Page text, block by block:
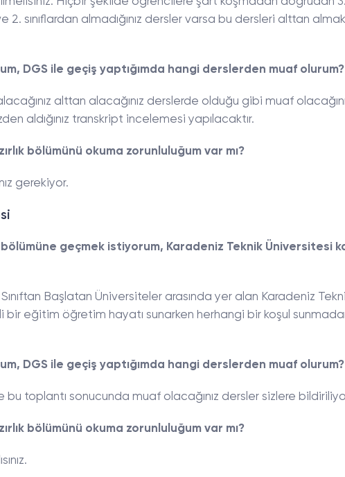
2. sınıflardan almadığınız dersler varsa bu dersleri alttan almak
DGS ile geçiş yaptığımda hangi derslerden muaf olurum?
alttan alacağınız derslerde olduğu gibi muaf
aldığınız transkript incelemesi yapılacaktır.
bölümünü okuma zorunluluğum var mı?
gerekiyor.
geçmek istiyorum, Karadeniz Teknik Üniversitesi
Başlatan Üniversiteler arasında yer alan Karadeniz
eğitim öğretim hayatı sunarken herhangi bir koşul
DGS ile geçiş yaptığımda hangi derslerden muaf olurum?
bu toplantı sonucunda muaf olacağınız dersler sizlere
bölümünü okuma zorunluluğum var mı?